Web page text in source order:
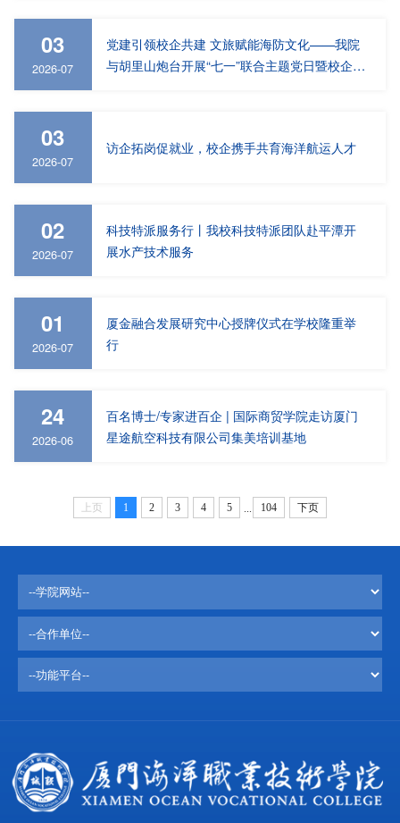
03
2026-07
党建引领校企共建 文旅赋能海防文化——我院
与胡里山炮台开展“七一”联合主题党日暨校企共
03
2026-07
访企拓岗促就业，校企携手共育海洋航运人才
02
2026-07
科技特派服务行丨我校科技特派团队赴平潭开
展水产技术服务
01
2026-07
厦金融合发展研究中心授牌仪式在学校隆重举
行
24
2026-06
百名博士/专家进百企 | 国际商贸学院走访厦门
星途航空科技有限公司集美培训基地
上页 1 2 3 4 5 ... 104 下页